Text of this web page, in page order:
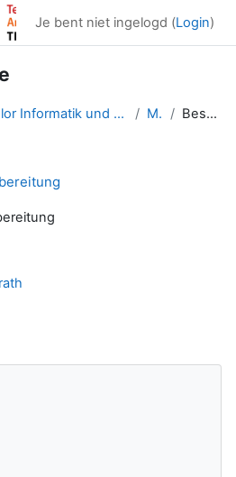
Je bent niet ingelogd (Login)
Bachelor Informatik und Systems-Engineering MA Kl Beschrijving